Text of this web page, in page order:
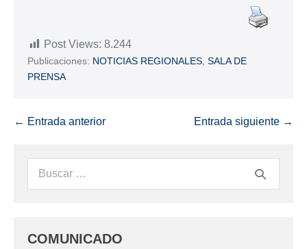
Post Views: 8.244
Publicaciones: NOTICIAS REGIONALES SALA DE
PRENSA
← Entrada anterior Entrada siguiente →
COMUNICADO